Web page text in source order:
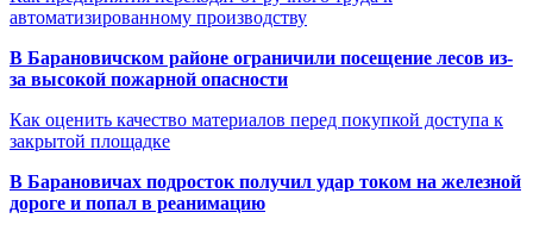
автоматизированному производству
В Барановичском районе ограничили посещение лесов из-
за высокой пожарной опасности
Как оценить качество материалов перед покупкой доступа к
закрытой площадке
В Барановичах подросток получил удар током на железной
дороге и попал в реанимацию